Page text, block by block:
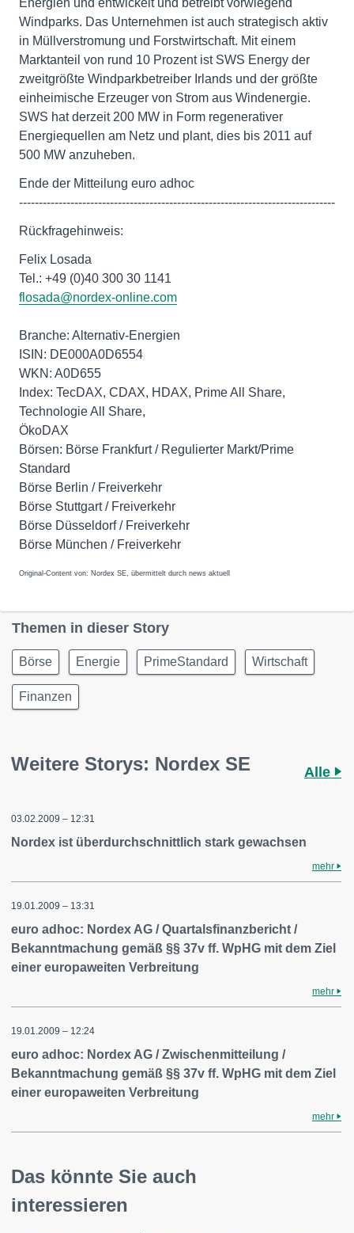
Energien und entwickelt und betreibt vorwiegend
Windparks. Das Unternehmen ist auch strategisch aktiv
in Müllverstromung und Forstwirtschaft. Mit einem
Marktanteil von rund 10 Prozent ist SWS Energy der
zweitgrößte Windparkbetreiber Irlands und der größte
einheimische Erzeuger von Strom aus Windenergie.
SWS hat derzeit 200 MW in Form regenerativer
Energiequellen am Netz und plant, dies bis 2011 auf
500 MW anzuheben.
Ende der Mitteilung euro adhoc
--------------------------------------------------------------------------------
Rückfragehinweis:
Felix Losada
Tel.: +49 (0)40 300 30 1141
flosada@nordex-online.com
Branche: Alternativ-Energien
ISIN: DE000A0D6554
WKN: A0D655
Index: TecDAX, CDAX, HDAX, Prime All Share,
Technologie All Share,
ÖkoDAX
Börsen: Börse Frankfurt / Regulierter Markt/Prime
Standard
Börse Berlin / Freiverkehr
Börse Stuttgart / Freiverkehr
Börse Düsseldorf / Freiverkehr
Börse München / Freiverkehr
Original-Content von: Nordex SE, übermittelt durch news aktuell
Themen in dieser Story
Börse Energie PrimeStandard Wirtschaft
Finanzen
Weitere Storys: Nordex SE Alle
03.02.2009 – 12:31
Nordex ist überdurchschnittlich stark gewachsen
mehr
19.01.2009 – 13:31
euro adhoc: Nordex AG / Quartalsfinanzbericht /
Bekanntmachung gemäß §§ 37v ff. WpHG mit dem Ziel
einer europaweiten Verbreitung
mehr
19.01.2009 – 12:24
euro adhoc: Nordex AG / Zwischenmitteilung /
Bekanntmachung gemäß §§ 37v ff. WpHG mit dem Ziel
einer europaweiten Verbreitung
mehr
Das könnte Sie auch
interessieren